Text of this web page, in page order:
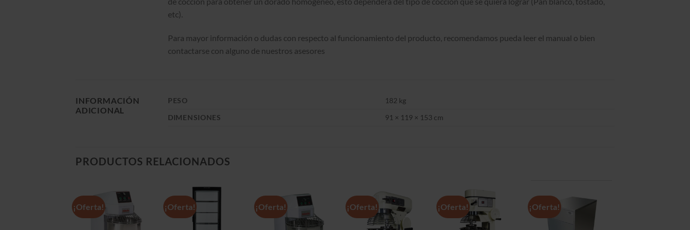
etc).
Para mayor información o dudas con respecto al funcionamiento del producto, recomendamos pueda leer el manual o bien
contactarse con alguno de nuestros asesores
INFORMACIÓN
ADICIONAL
PESO
182 kg
DIMENSIONES
91 × 119 × 153 cm
PRODUCTOS RELACIONADOS
¡Oferta! ¡Oferta! ¡Oferta! ¡Oferta! ¡Oferta! ¡Oferta!